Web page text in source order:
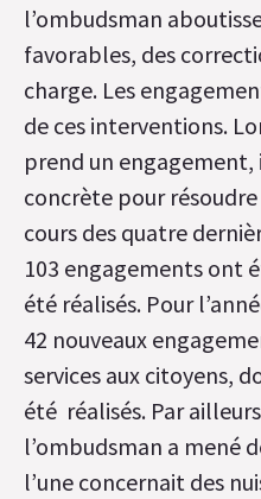
l’ombudsman
favorables, des
charge. Les
de ces interventions.
prend un engagement,
concrète pour
cours des quatre
103 engagements ont
été réalisés. Pour
42 nouveaux
services aux citoyens,
été réalisés. Par
l’ombudsman a mené
l’une concernait des